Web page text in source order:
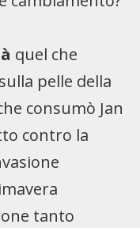
quel che
pelle della
consumò Jan
contro la
tanto